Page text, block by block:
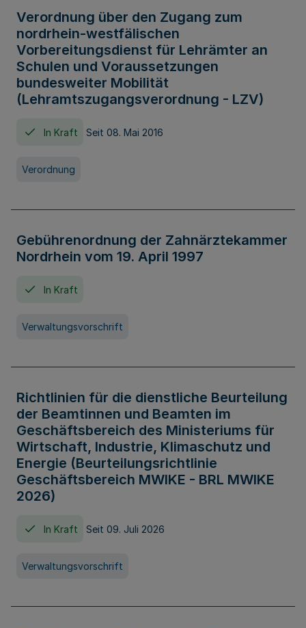
Verordnung über den Zugang zum
nordrhein-westfälischen
Vorbereitungsdienst für Lehrämter an
Schulen und Voraussetzungen
bundesweiter Mobilität
(Lehramtszugangsverordnung - LZV)
In Kraft Seit 08. Mai 2016
Verordnung
Gebührenordnung der Zahnärztekammer
Nordrhein vom 19. April 1997
In Kraft
Verwaltungsvorschrift
Richtlinien für die dienstliche Beurteilung
der Beamtinnen und Beamten im
Geschäftsbereich des Ministeriums für
Wirtschaft, Industrie, Klimaschutz und
Energie (Beurteilungsrichtlinie
Geschäftsbereich MWIKE - BRL MWIKE
2026)
In Kraft Seit 09. Juli 2026
Verwaltungsvorschrift